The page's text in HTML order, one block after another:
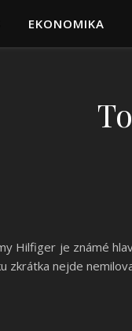
EKONOMIKA
Hilfiger je známé
zkrátka nejde